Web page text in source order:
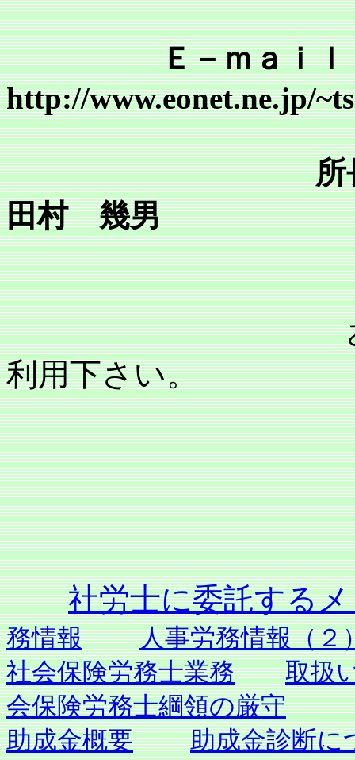
Ｅ－ｍａｉｌ
http://www.eonet.ne.jp/
所
田村 幾男
利用下さい。
社労士に委託す
務情報
人事労務情報（２
社会保険労務士業務
取扱
会保険労務士綱領の厳守
助成金概要
助成金診断に